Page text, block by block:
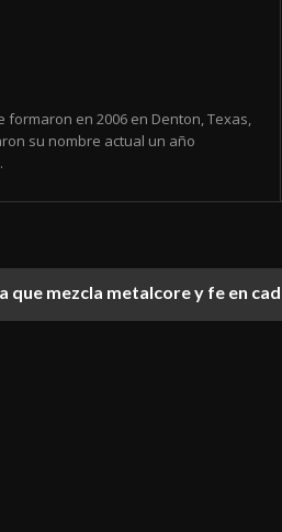
formaron en 2006 en Denton, Texas,
su nombre actual un año
que mezcla metalcore y fe en